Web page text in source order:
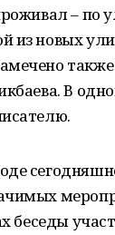
– по
из новых
В
беседы